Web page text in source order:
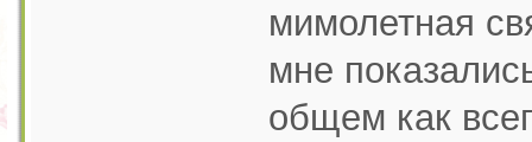
мимолетная
мне
общем как